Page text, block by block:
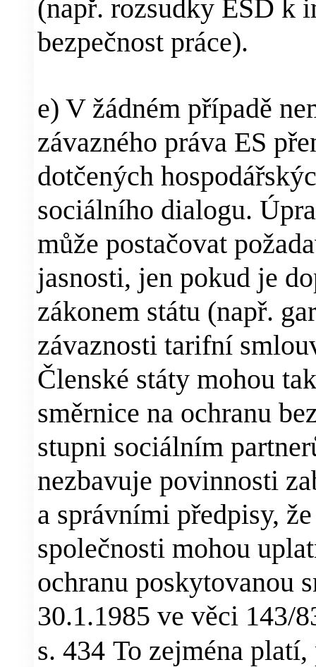
(např. rozsudky ESD k
bezpečnost práce).
e) V žádném případě
závazného práva ES
dotčených
sociálního dialogu.
může postačovat
jasnosti, jen pokud je
zákonem státu (např.
závaznosti tarifní
Členské státy mohou
směrnice na ochranu
stupni sociálním
nezbavuje povinnosti
a správními předpisy,
společnosti mohou
ochranu poskytovanou
30.1.1985 ve věci 143/
s. 434 To zejména